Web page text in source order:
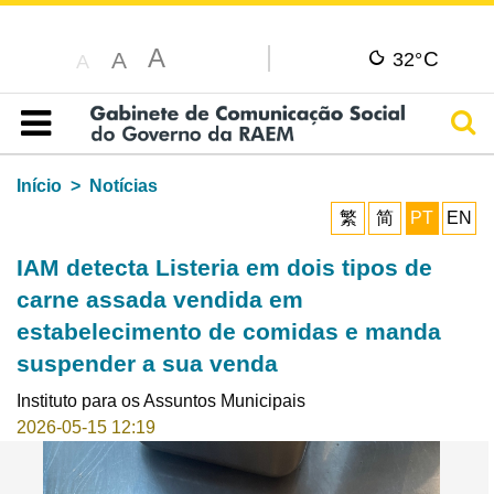
A A A 32°C
Índice
Início
Notícias
繁
简 PT EN
IAM detecta Listeria em dois tipos de
carne assada vendida em
estabelecimento de comidas e manda
suspender a sua venda
Instituto para os Assuntos Municipais
2026-05-15 12:19